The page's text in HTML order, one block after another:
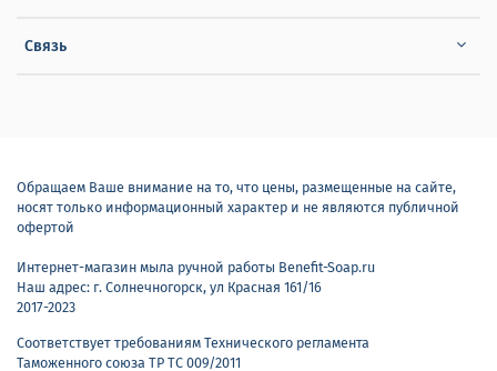
Связь
Обращаем Ваше внимание на то, что цены, размещенные на сайте,
носят только информационный характер и не являются публичной
офертой
Интернет-магазин мыла ручной работы Benefit-Soap.ru
Наш адрес: г. Солнечногорск, ул Красная 161/16
2017-2023
Соответствует требованиям Технического регламента
Таможенного союза ТР ТС 009/2011